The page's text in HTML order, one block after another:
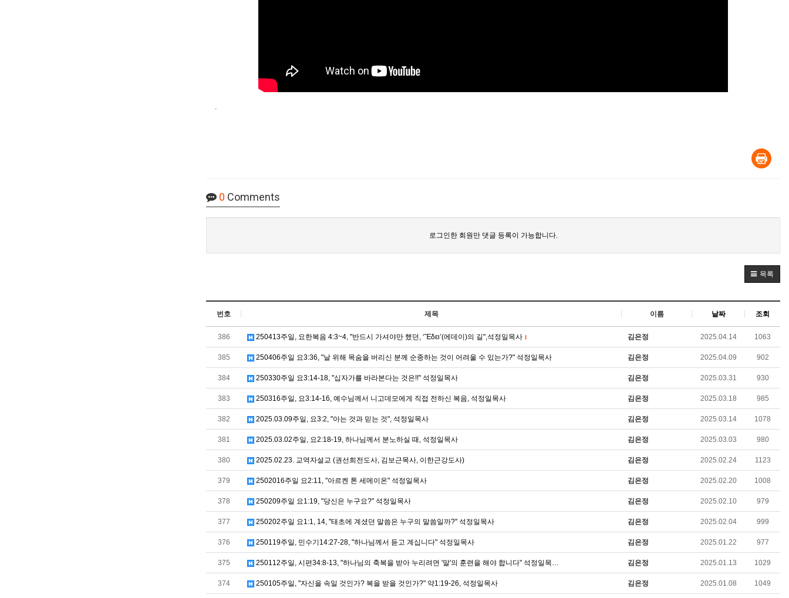
.
0 Comments
로그인한 회원만 댓글 등록이 가능합니다.
목록
번호 제목 이름 날짜 조회
386 250413주일, 요한복음 4:3~4, "반드시 가셔야만 했던, ‘Ἔδει’(에데이)의 길",석정일목사 1 김은정 2025.04.14 1063
385 250406주일 요3:36, "날 위해 목숨을 버리신 분께 순종하는 것이 어려울 수 있는가?" 석정일목사 김은정 2025.04.09 902
384 250330주일 요3:14-18, "십자가를 바라본다는 것은!!" 석정일목사 김은정 2025.03.31 930
383 250316주일, 요3:14-16, 예수님께서 니고데모에게 직접 전하신 복음, 석정일목사 김은정 2025.03.18 985
382 2025.03.09주일, 요3:2, "아는 것과 믿는 것", 석정일목사 김은정 2025.03.14 1078
381 2025.03.02주일, 요2:18-19, 하나님께서 분노하실 때, 석정일목사 김은정 2025.03.03 980
380 2025.02.23. 교역자설교 (권선희전도사, 김보근목사, 이한근강도사) 김은정 2025.02.24 1123
379 2502016주일 요2:11, "아르켄 톤 세메이온" 석정일목사 김은정 2025.02.20 1008
378 250209주일 요1:19, "당신은 누구요?" 석정일목사 김은정 2025.02.10 979
377 250202주일 요1:1, 14, "태초에 계셨던 말씀은 누구의 말씀일까?" 석정일목사 김은정 2025.02.04 999
376 250119주일, 민수기14:27-28, "하나님께서 듣고 계십니다" 석정일목사 김은정 2025.01.22 977
375 250112주일, 시편34:8-13, "하나님의 축복을 받아 누리려면 '말'의 훈련을 해야 합니다" 석정일목… 김은정 2025.01.13 1029
374 250105주일, "자신을 속일 것인가? 복을 받을 것인가?" 약1:19-26, 석정일목사 김은정 2025.01.08 1049